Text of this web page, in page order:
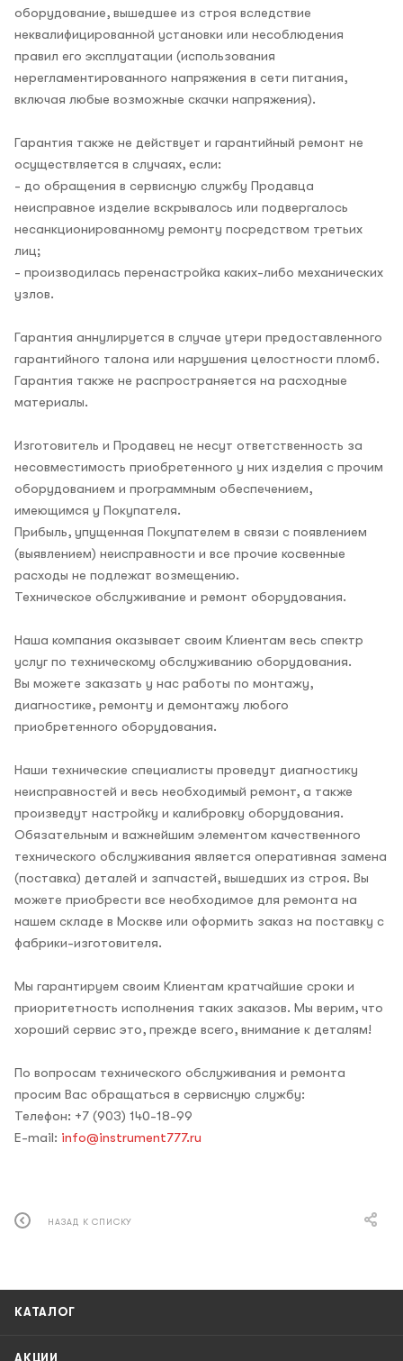
оборудование, вышедшее из строя вследствие
неквалифицированной установки или несоблюдения
правил его эксплуатации (использования
нерегламентированного напряжения в сети питания,
включая любые возможные скачки напряжения).
Гарантия также не действует и гарантийный ремонт не
осуществляется в случаях, если:
- до обращения в сервисную службу Продавца
неисправное изделие вскрывалось или подвергалось
несанкционированному ремонту посредством третьих
лиц;
- производилась перенастройка каких-либо механических
узлов.
Гарантия аннулируется в случае утери предоставленного
гарантийного талона или нарушения целостности пломб.
Гарантия также не распространяется на расходные
материалы.
Изготовитель и Продавец не несут ответственность за
несовместимость приобретенного у них изделия с прочим
оборудованием и программным обеспечением,
имеющимся у Покупателя.
Прибыль, упущенная Покупателем в связи с появлением
(выявлением) неисправности и все прочие косвенные
расходы не подлежат возмещению.
Техническое обслуживание и ремонт оборудования.
Наша компания оказывает своим Клиентам весь спектр
услуг по техническому обслуживанию оборудования.
Вы можете заказать у нас работы по монтажу,
диагностике, ремонту и демонтажу любого
приобретенного оборудования.
Наши технические специалисты проведут диагностику
неисправностей и весь необходимый ремонт, а также
произведут настройку и калибровку оборудования.
Обязательным и важнейшим элементом качественного
технического обслуживания является оперативная замена
(поставка) деталей и запчастей, вышедших из строя. Вы
можете приобрести все необходимое для ремонта на
нашем складе в Москве или оформить заказ на поставку с
фабрики-изготовителя.
Мы гарантируем своим Клиентам кратчайшие сроки и
приоритетность исполнения таких заказов. Мы верим, что
хороший сервис это, прежде всего, внимание к деталям!
По вопросам технического обслуживания и ремонта
просим Вас обращаться в сервисную службу:
Телефон: +7 (903) 140-18-99
E-mail: info@instrument777.ru
НАЗАД К СПИСКУ
КАТАЛОГ
АКЦИИ